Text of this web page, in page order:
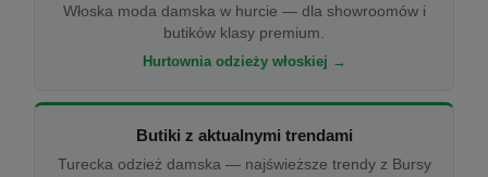
Włoska moda damska w hurcie — dla showroomów i
butików klasy premium.
Hurtownia odzieży włoskiej →
Butiki z aktualnymi trendami
Turecka odzież damska — najświeższe trendy z Bursy